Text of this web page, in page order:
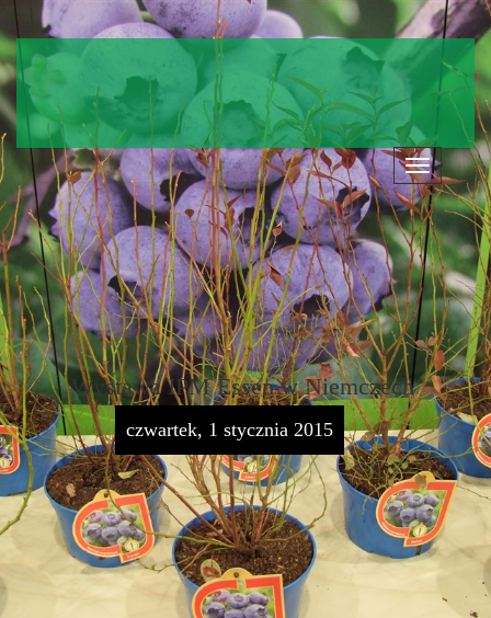
Nawigacja
Wystawa IPM Essen w Niemczech
czwartek, 1 stycznia 2015